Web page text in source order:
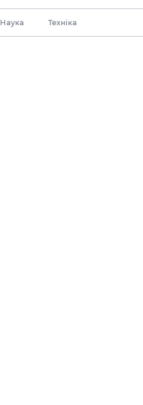
Наука Технiка